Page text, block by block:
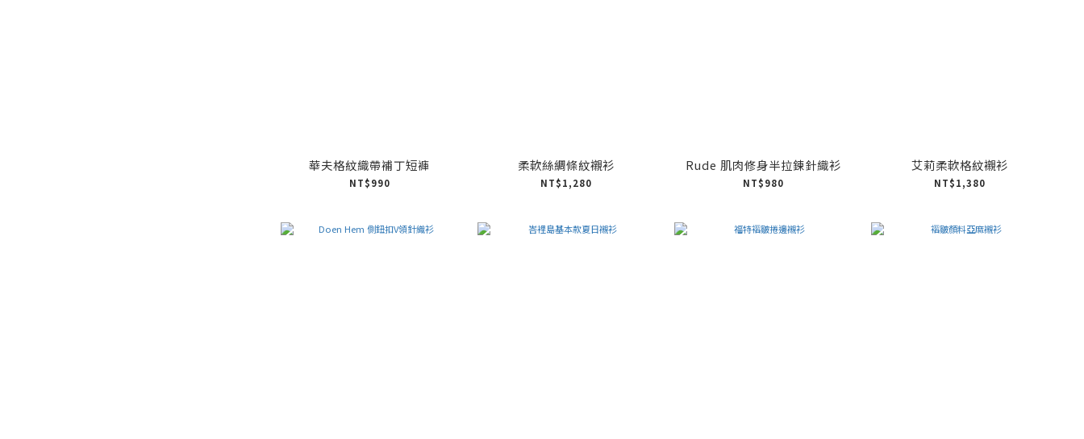
華夫格紋織帶補丁短褲
NT$990
柔軟絲綢條紋襯衫
NT$1,280
Rude 肌肉修身半拉鍊針織衫
NT$980
艾莉柔軟格紋襯衫
NT$1,380